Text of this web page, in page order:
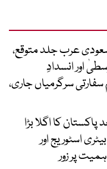
سعودی عرب جلد متوقع،
اور انسدادِ
سرگرمیاں جاری،
کا اگلا بڑا
اسٹوریج اور
پر زور